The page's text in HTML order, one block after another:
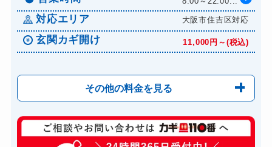
対応エリア 大阪市住吉区対応
玄関カギ開け 11,000円～(税込)
その他の料金を見る
玄関カギ修理 6,600円～(税込)